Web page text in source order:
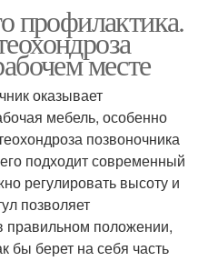
профилактика.
месте
оказывает
мебель, особенно
позвоночника
подходит современный
регулировать высоту и
позволяет
правильном положении,
бы берет на себя часть